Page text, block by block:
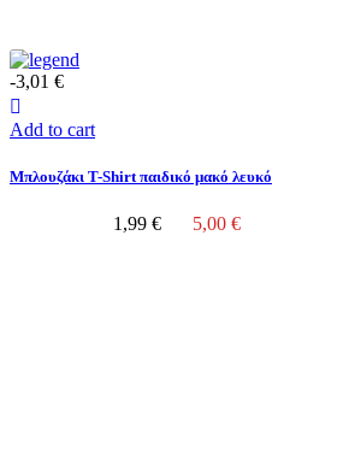
-3,01 €
Add to cart
Μπλουζάκι T-Shirt παιδικό μακό λευκό
1,99 € 5,00 €